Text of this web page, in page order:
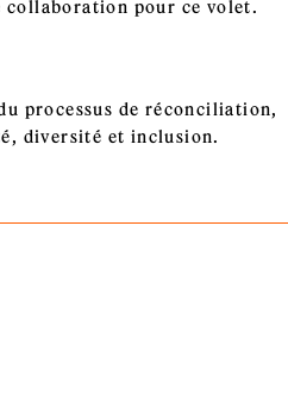
collaboration pour ce volet.
processus de réconciliation,
diversité et inclusion.